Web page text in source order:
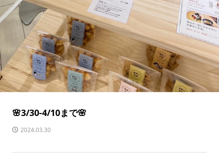
🌸3/30-4/10まで🌸
2024.03.30